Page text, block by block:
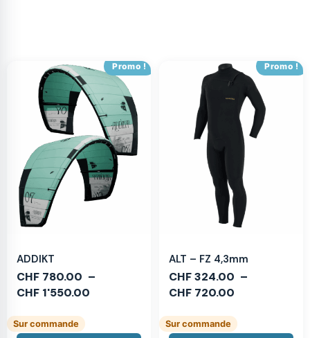
Promo !
ADDIKT
CHF 780.00 –
CHF 1'550.00
Sur commande
Promo !
ALT – FZ 4,3mm
CHF324.00 –
CHF 720.00
Sur commande